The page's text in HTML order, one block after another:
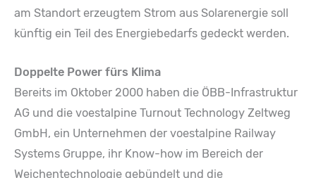
am Standort erzeugtem Strom aus Solarenergie soll
künftig ein Teil des Energiebedarfs gedeckt werden.
Doppelte Power fürs Klima
Bereits im Oktober 2000 haben die ÖBB-Infrastruktur
AG und die voestalpine Turnout Technology Zeltweg
GmbH, ein Unternehmen der voestalpine Railway
Systems Gruppe, ihr Know-how im Bereich der
Weichentechnologie gebündelt und die